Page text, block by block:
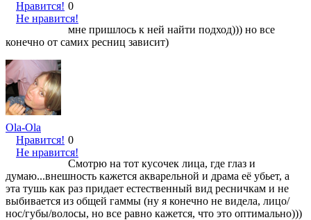
Нравится!
Не нравится!
0
мне пришлось к ней найти подход))) но все
конечно от самих ресниц зависит)
Ola-Ola
Нравится!
Не нравится!
0
Смотрю на тот кусочек лица, где глаз и
думаю...внешность кажется акварельной и драма её убьет, а
эта тушь как раз придает естественный вид ресничкам и не
выбивается из общей гаммы (ну я конечно не видела, лицо/
нос/губы/волосы, но все равно кажется, что это оптимально)))